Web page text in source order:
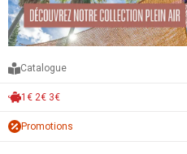
Catalogue
1€ 2€ 3€
Promotions